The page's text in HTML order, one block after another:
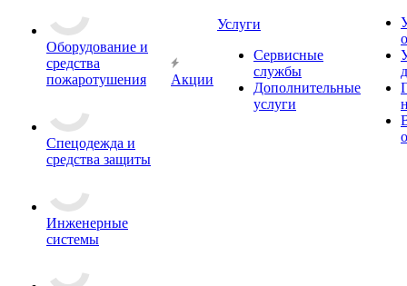
Оборудование и
средства
пожаротушения
Спецодежда и
средства защиты
Инженерные
системы
Акции
Услуги
Сервисные
службы
Дополнительные
услуги